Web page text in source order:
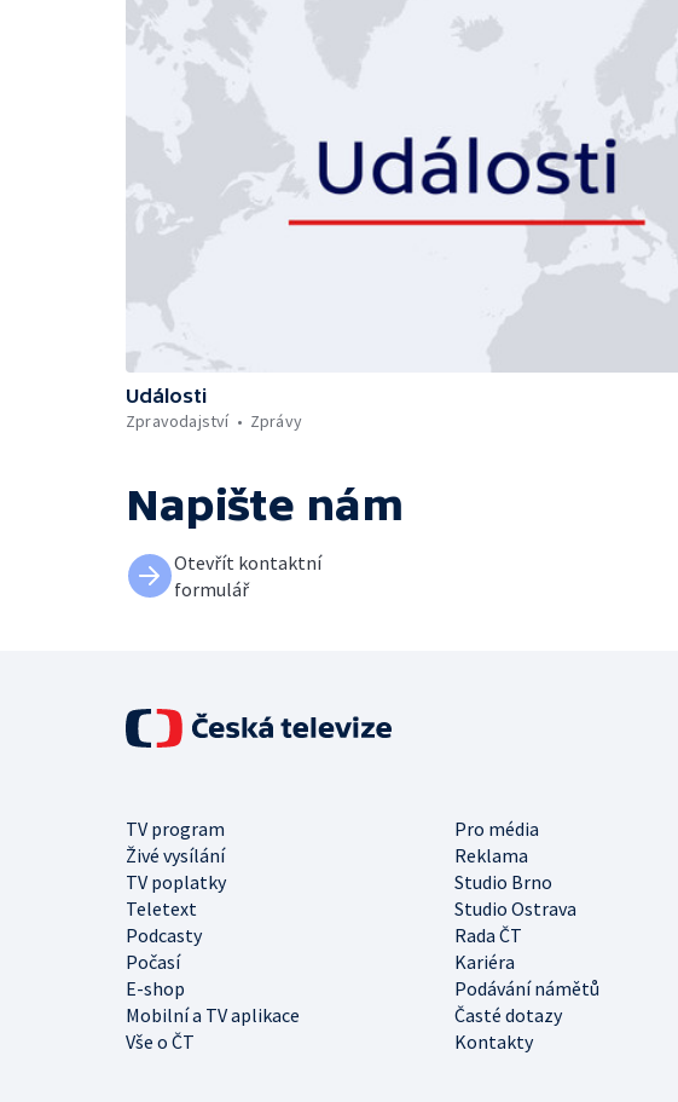
Události
Zpravodajství
Zprávy
Napište nám
Otevřít kontaktní
formulář
TV program
Pro média
Živé vysílání
Reklama
TV poplatky
Studio Brno
Teletext
Studio Ostrava
Podcasty
Rada ČT
Počasí
Kariéra
E-shop
Podávání námětů
Mobilní a TV aplikace
Časté dotazy
Vše o ČT
Kontakty